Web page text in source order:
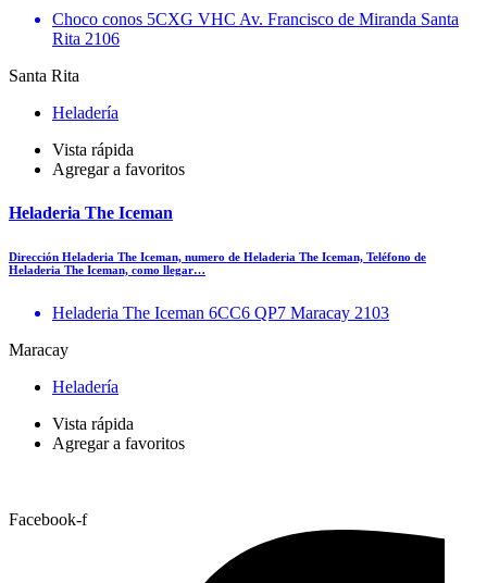
Choco conos 5CXG VHC Av. Francisco de Miranda Santa
Rita 2106
Santa Rita
Heladería
Vista rápida
Agregar a favoritos
Heladeria The Iceman
Dirección Heladeria The Iceman, numero de Heladeria The Iceman, Teléfono de
Heladeria The Iceman, como llegar…
Heladeria The Iceman 6CC6 QP7 Maracay 2103
Maracay
Heladería
Vista rápida
Agregar a favoritos
Facebook-f